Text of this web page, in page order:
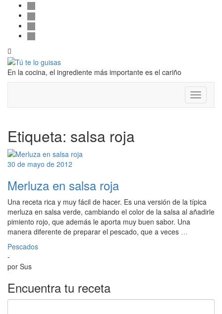
contenido
Follow
us
facebook
twitter
pinterest
instagram
la
cabecera
En la cocina, el ingrediente más importante es el cariño
Cambiar
modo
Etiqueta: salsa roja
30 de mayo de 2012
Merluza en salsa roja
Una receta rica y muy fácil de hacer. Es una versión de la típica
merluza en salsa verde, cambiando el color de la salsa al añadirle
pimiento rojo, que además le aporta muy buen sabor. Una
manera diferente de preparar el pescado, que a veces …
Pescados
-
por Sus
Encuentra tu receta